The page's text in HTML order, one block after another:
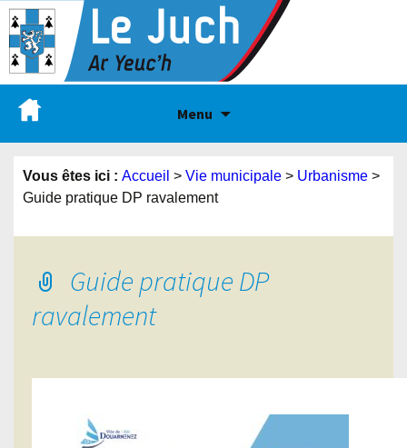
Menu
Vous êtes ici : Accueil > Vie municipale > Urbanisme >
Guide pratique DP ravalement
Guide pratique DP
ravalement